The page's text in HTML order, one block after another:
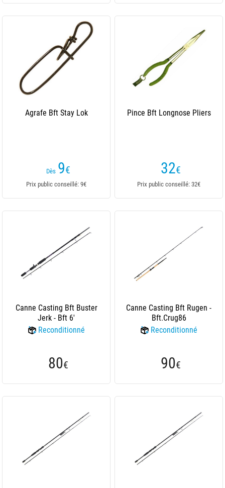
Agrafe Bft Stay Lok
Dès 9€
Prix public conseillé: 9€
Pince Bft Longnose Pliers
32€
Prix public conseillé: 32€
Canne Casting Bft Buster
Jerk - Bft 6'
Reconditionné
80€
Canne Casting Bft Rugen -
Bft.Crug86
Reconditionné
90€